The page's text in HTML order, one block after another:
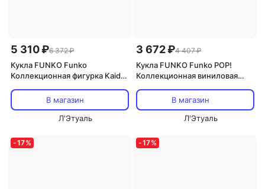
5 310 ₽6 372 ₽
Кукла FUNKO Funko
Коллекционная фигурка Kaido
В магазин
Л'Этуаль
3 672 ₽4 407 ₽
Кукла FUNKO Funko POP!
Коллекционная виниловая
В магазин
Л'Этуаль
-17% -17%